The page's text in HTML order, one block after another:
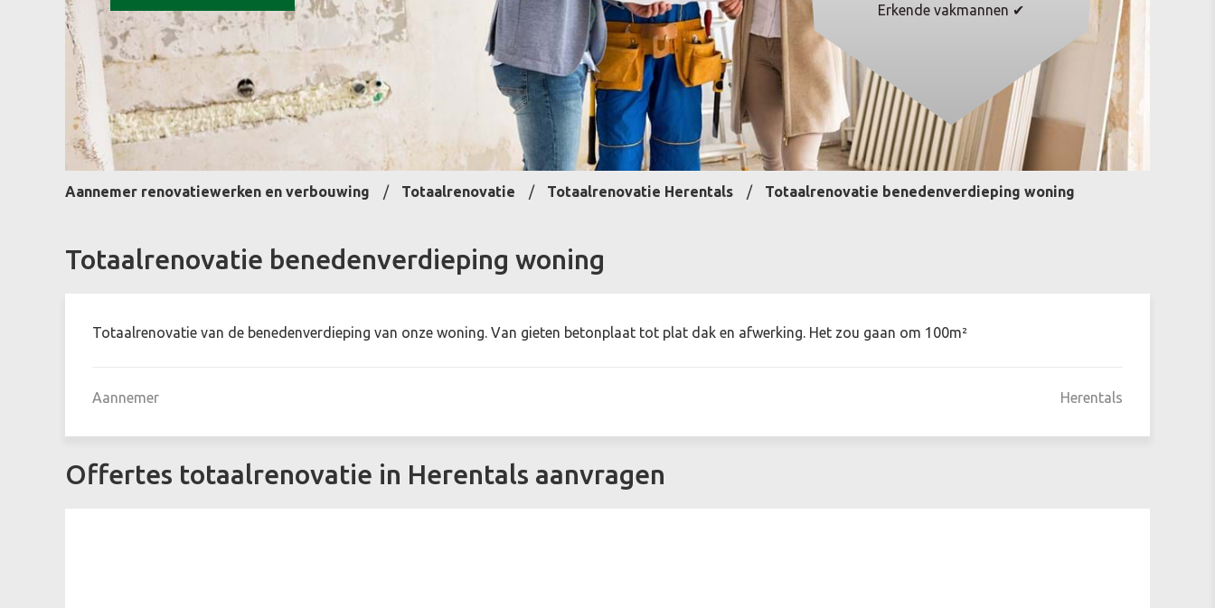
Erkende vakmannen ✔
Aannemer renovatiewerken en verbouwing Totaalrenovatie Totaalrenovatie Herentals Totaalrenovatie benedenverdieping woning
Totaalrenovatie benedenverdieping woning
Totaalrenovatie van de benedenverdieping van onze woning. Van gieten betonplaat tot plat dak en afwerking. Het zou gaan om 100m²
Aannemer Herentals
Offertes totaalrenovatie in Herentals aanvragen